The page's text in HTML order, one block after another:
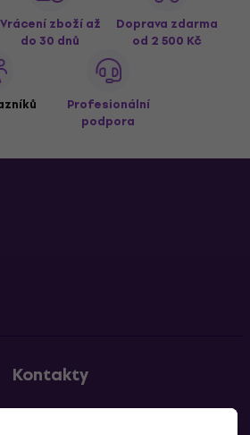
Vrácení zboží až
do 30 dnů
Doprava zdarma
od 2 500 Kč
Profesionální
podpora
Kontakty